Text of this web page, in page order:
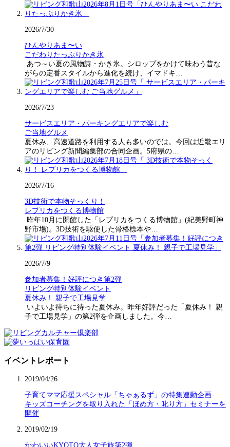
2026/7/30
ひんやりあま〜い
こだわりたっぷりかき氷
あつ～い夏の風物詩・かき氷。シロップをかけて味わう昔な
がらの定番スタイルから進化を続け、イマドキ…
2026/7/23
サービスエリア・パーキングエリアで楽しむ
ご当地グルメ
夏休み、高速道路を利用する人も多いのでは。今回は近畿エリ
アのリビング新聞編集部の合同企画。5府県の…
2026/7/16
3D技術で本物そっくり！
レプリカをつくる博物館
昨年10月に開館した「レプリカをつくる博物館」(紀美野町神
野市場)。3D技術を駆使した骨格標本や…
2026/7/9
参加者募集！好評につき第2弾
リビング特別体験イベント
夏休み！ 親子で工場見学
いよいよ待ちに待った夏休み。昨年好評だった「夏休み！ 親
子で工場見学」の第2弾を企画しました。今…
イベントレポート
2019/04/26
子育てママ応援スペシャル「ちゃぁるず」の特集連動企画
キッズコーチングを取り入れた「ほめ方・叱り方」セミナーを
開催
2019/02/19
かわいいKYOTO大人女子旅第2弾